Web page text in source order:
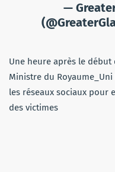
—
Une heure après le début
Ministre du
les réseaux sociaux pour
des victimes